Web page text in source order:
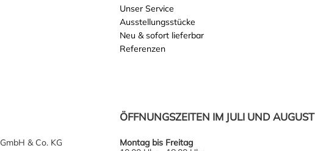
Unser Service
Ausstellungsstücke
Neu & sofort lieferbar
Referenzen
& Co. KG
ÖFFNUNGSZEITEN IM JULI UND AUGUST
Montag bis Freitag